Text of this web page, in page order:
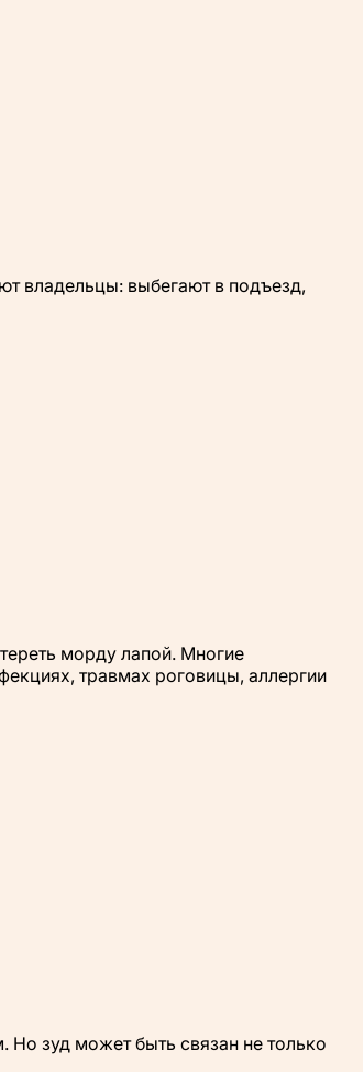
владельцы: выбегают в подъезд,
морду лапой. Многие
травмах роговицы, аллергии
Но зуд может быть связан не только